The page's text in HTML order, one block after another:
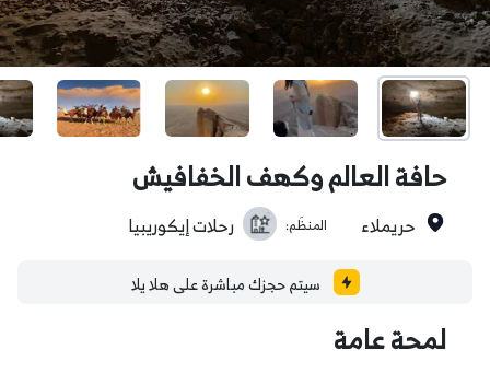
حافة العالم وكهف الخفافيش
حريملاء المنظَم: رحلات إيكوريبيا
سيتم حجزك مباشرة على هلا يلا
لمحة عامة